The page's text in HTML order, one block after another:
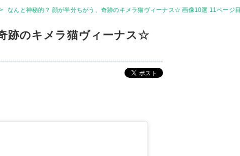
> なんと神秘的？ 顔が半分ちがう、奇跡のキメラ猫ヴィーナス☆ 画像10選 11ページ目
跡のキメラ猫ヴィーナス☆